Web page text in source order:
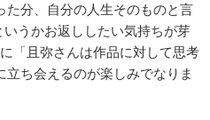
た分、自分の人生そのものと言
いうかお返ししたい気持ちが芽
「且弥さんは作品に対して思考
ち会えるのが楽しみでなりま